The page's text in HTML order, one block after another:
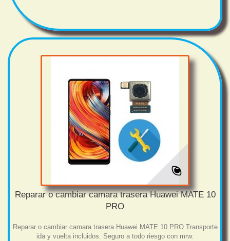
Reparar o cambiar camara trasera Huawei MATE 10
PRO
Reparar o cambiar camara trasera Huawei MATE 10 PRO Transporte
ida y vuelta incluidos. Seguro a todo riesgo con mrw.